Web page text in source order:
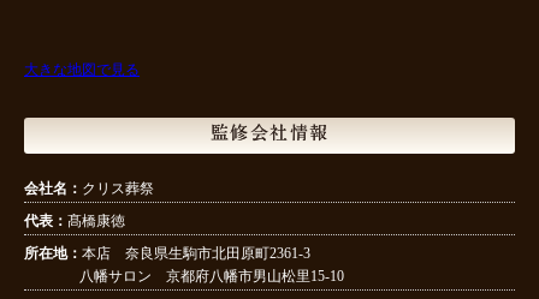
大きな地図で見る
監修会社情報
会社名： クリス葬祭
代表： 髙橋康徳
所在地： 本店 奈良県生駒市北田原町2361-3
八幡サロン 京都府八幡市男山松里15-10